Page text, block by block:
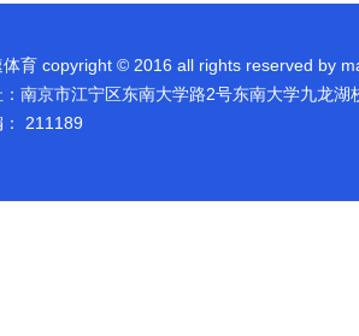
体育 copyright © 2016 all rights reserved by
：南京市江宁区东南大学路2号东南大学九龙湖
： 211189